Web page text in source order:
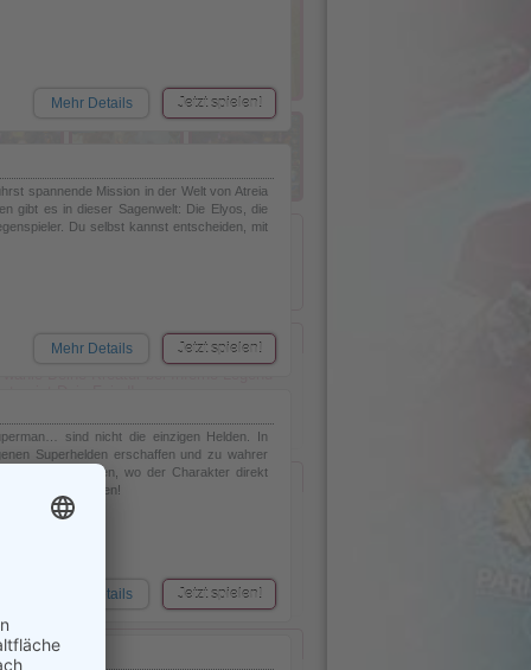
offline
Inferno Legend
Gamebox.com
Jetzt spielen!
Mehr Details
spannende Mission in der Welt von Atreia
gibt es in dieser Sagenwelt: Die Elyos, die
Du selbst kannst entscheiden, mit
Jetzt spielen!
Mehr Details
sind nicht die einzigen Helden. In
Superhelden erschaffen und zu wahrer
der wenigen, wo der Charakter direkt
Helden werden!
Jetzt spielen!
Mehr Details